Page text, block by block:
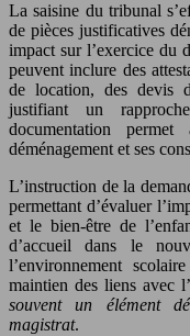
La saisine du tribunal
de pièces justificatives
impact sur l’exercice du
peuvent inclure des
de location, des devis
justifiant un
documentation
déménagement et ses
L’instruction de la
permettant d’évaluer
et le bien-être de
d’accueil dans le
l’environnement
maintien des liens avec
souvent un élément
magistrat.